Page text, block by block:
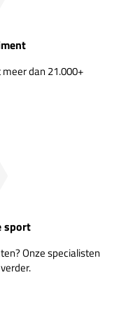
dan 21.000+
sport
Onze specialisten